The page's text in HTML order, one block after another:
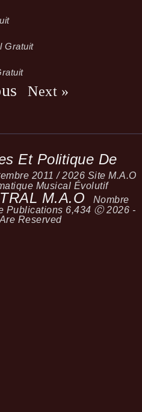
Gratuit
Next »
Et Politique De
2011 / 2026 Site M.A.O
Musical Évolutif
M.A.O Nombre
Publications 6,434 Ⓒ 2026 -
Reserved